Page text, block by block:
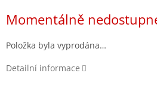
cena:
Momentálně
Položka byla vyprodána…
Detailní informace